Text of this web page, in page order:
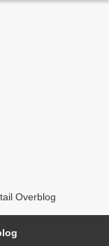
Overblog